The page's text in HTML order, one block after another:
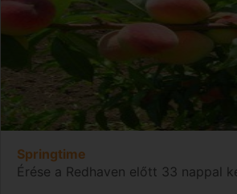
Springtime
Érése a Redhaven előtt 33 nappal